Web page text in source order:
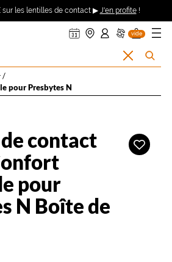
sur les lentilles de contact ▶ J'en profite!
Effacer
la
Rechercher
vide
pour Presbytes N
Ajouter
à
contact
pour
N Boîte de